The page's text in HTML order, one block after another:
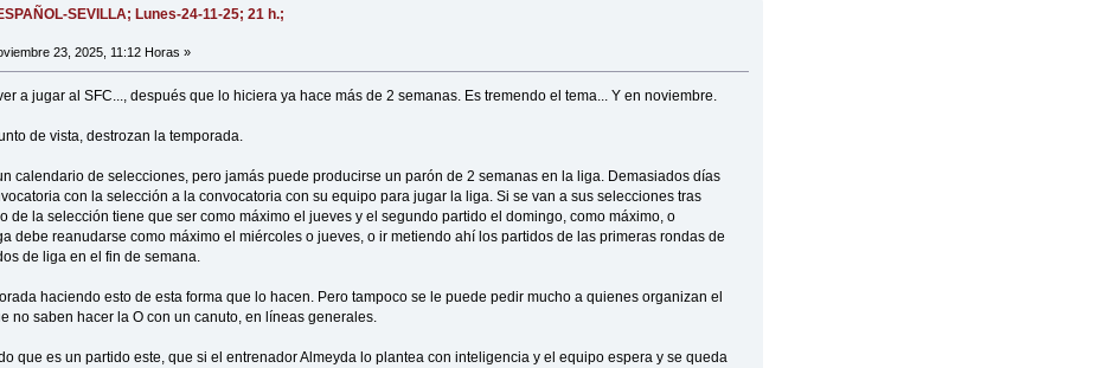
SEVILLA; Lunes-24-11-25; 21 h.;
23, 2025, 11:12 Horas »
a jugar al SFC..., después que lo hiciera ya hace más de 2 semanas. Es tremendo el tema... Y en noviembre.
de vista, destrozan la temporada.
calendario de selecciones, pero jamás puede producirse un parón de 2 semanas en la liga. Demasiados días
con la selección a la convocatoria con su equipo para jugar la liga. Si se van a sus selecciones tras
de la selección tiene que ser como máximo el jueves y el segundo partido el domingo, como máximo, o
debe reanudarse como máximo el miércoles o jueves, o ir metiendo ahí los partidos de las primeras rondas de
de liga en el fin de semana.
haciendo esto de esta forma que lo hacen. Pero tampoco se le puede pedir mucho a quienes organizan el
no saben hacer la O con un canuto, en líneas generales.
que es un partido este, que si el entrenador Almeyda lo plantea con inteligencia y el equipo espera y se queda